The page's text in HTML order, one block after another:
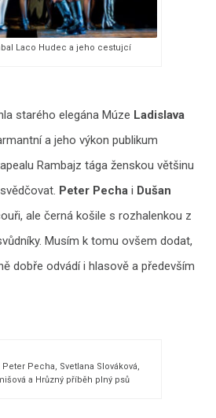
Laco Hudec a jeho cestujcí
starého elegána Múze Ladislava
a jeho výkon publikum
Rambajz tága ženskou většinu
Peter Pecha i Dušan
ale černá košile s rozhalenkou z
Musím k tomu ovšem dodat,
dobře odvádí i hlasově a především
Peter Pecha, Svetlana Slováková,
a Hrůzný příběh plný psů